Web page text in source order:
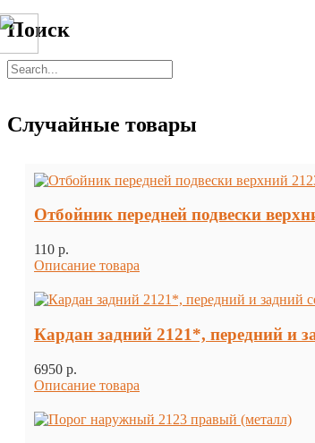
Поиск
Случайные товары
Отбойник передней подвески
110 p.
Описание товара
Кардан задний 2121*, передний
6950 p.
Описание товара